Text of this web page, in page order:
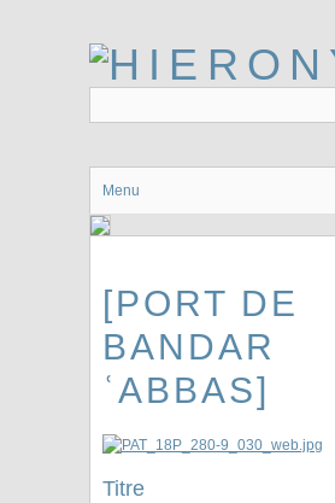
Menu
[PORT DE
BANDAR
ʿABBAS]
Titre